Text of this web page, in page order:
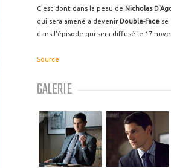
C'est dont dans la peau de Nicholas
qui sera amené à devenir Double-Face se
dans l'épisode qui sera diffusé le 17
Source
GALERIE